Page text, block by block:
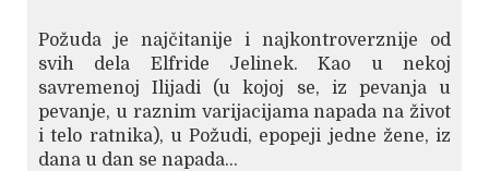
Požuda je najčitanije i najkontroverznije od
svih dela Elfride Jelinek. Kao u nekoj
savremenoj Ilijadi (u kojoj se, iz pevanja u
pevanje, u raznim varijacijama napada na život
i telo ratnika), u Požudi, epopeji jedne žene, iz
dana u dan se napada...